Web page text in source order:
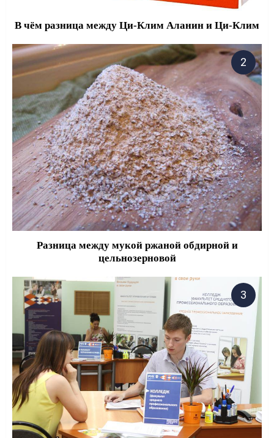
В чём разница между Ци-Клим Аланин и Ци-Клим
Разница между мукой ржаной обдирной и
цельнозерновой